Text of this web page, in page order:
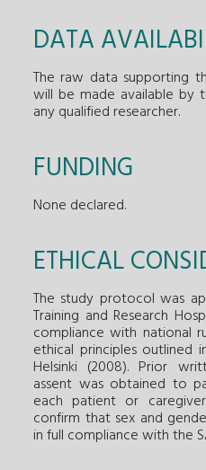
DATA
The raw data supporting
will be made available by
any qualified researcher.
FUNDING
None declared.
ETHICAL
The study protocol was
Training and Research
compliance with national
ethical principles outlined
Helsinki (2008). Prior
assent was obtained to
each patient or
confirm that sex and
in full compliance with the